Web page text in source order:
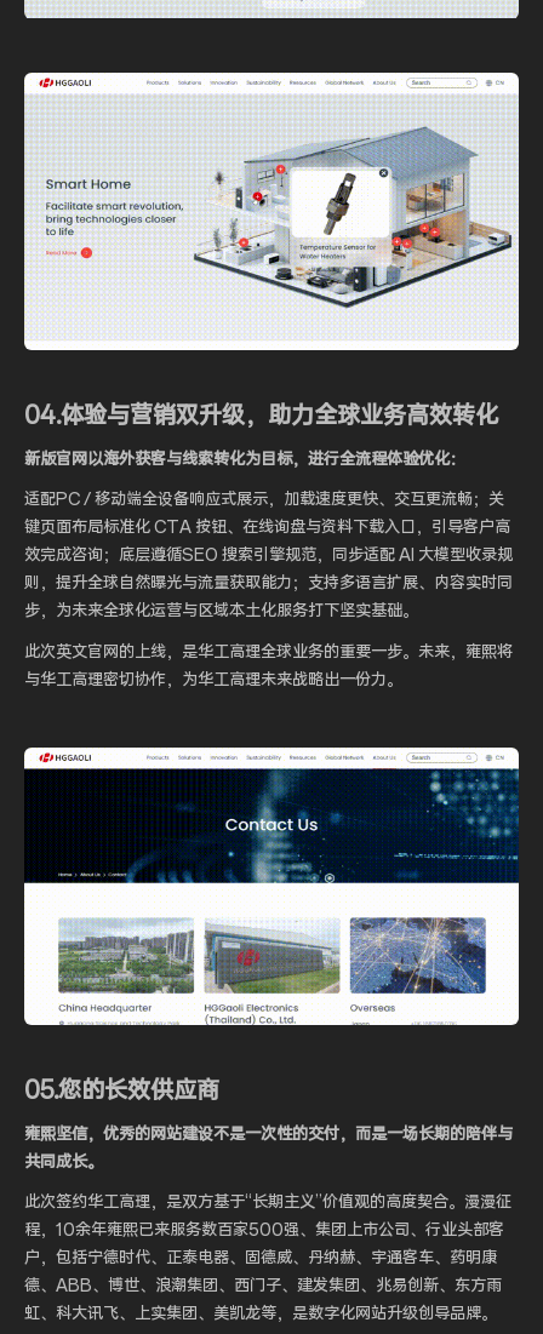
04.体验与营销双升级，助力全球业务高效转化
新版官网以海外获客与线索转化为目标，进行全流程体验优化：
适配PC / 移动端全设备响应式展示，加载速度更快、交互更流畅；关
键页面布局标准化 CTA 按钮、在线询盘与资料下载入口，引导客户高
效完成咨询；底层遵循SEO 搜索引擎规范，同步适配 AI 大模型收录规
则，提升全球自然曝光与流量获取能力；支持多语言扩展、内容实时同
步，为未来全球化运营与区域本土化服务打下坚实基础。
此次英文官网的上线，是华工高理全球业务的重要一步。未来，雍熙将
与华工高理密切协作，为华工高理未来战略出一份力。
05.您的长效供应商
雍熙坚信，优秀的网站建设不是一次性的交付，而是一场长期的陪伴与
共同成长。
此次签约华工高理，是双方基于“长期主义”价值观的高度契合。漫漫征
程，10余年雍熙已来服务数百家500强、集团上市公司、行业头部客
户，包括宁德时代、正泰电器、固德威、丹纳赫、宇通客车、药明康
德、ABB、博世、浪潮集团、西门子、建发集团、兆易创新、东方雨
虹、科大讯飞、上实集团、美凯龙等，是数字化网站升级创导品牌。